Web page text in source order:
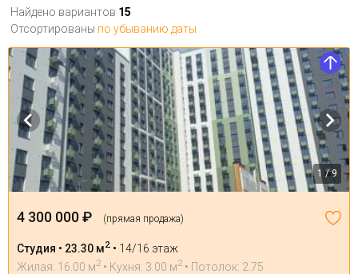
Найдено вариантов 15
Отсортированы по убыванию даты
1 / 9
4 300 000 ₽ (прямая продажа)
Студия • 23.30 м2 • 14/16 этаж
Жилая: 16.00 м2 • Кухня: 3.00 м2 • Потолок: 2.75